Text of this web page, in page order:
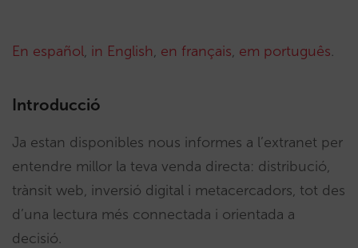
En español, in English, en français, em português.
Introducció
Ja estan disponibles nous informes a l’extranet per
entendre millor la teva venda directa: distribució,
trànsit web, inversió digital i metacercadors, tot des
d’una lectura més connectada i orientada a
decisió.